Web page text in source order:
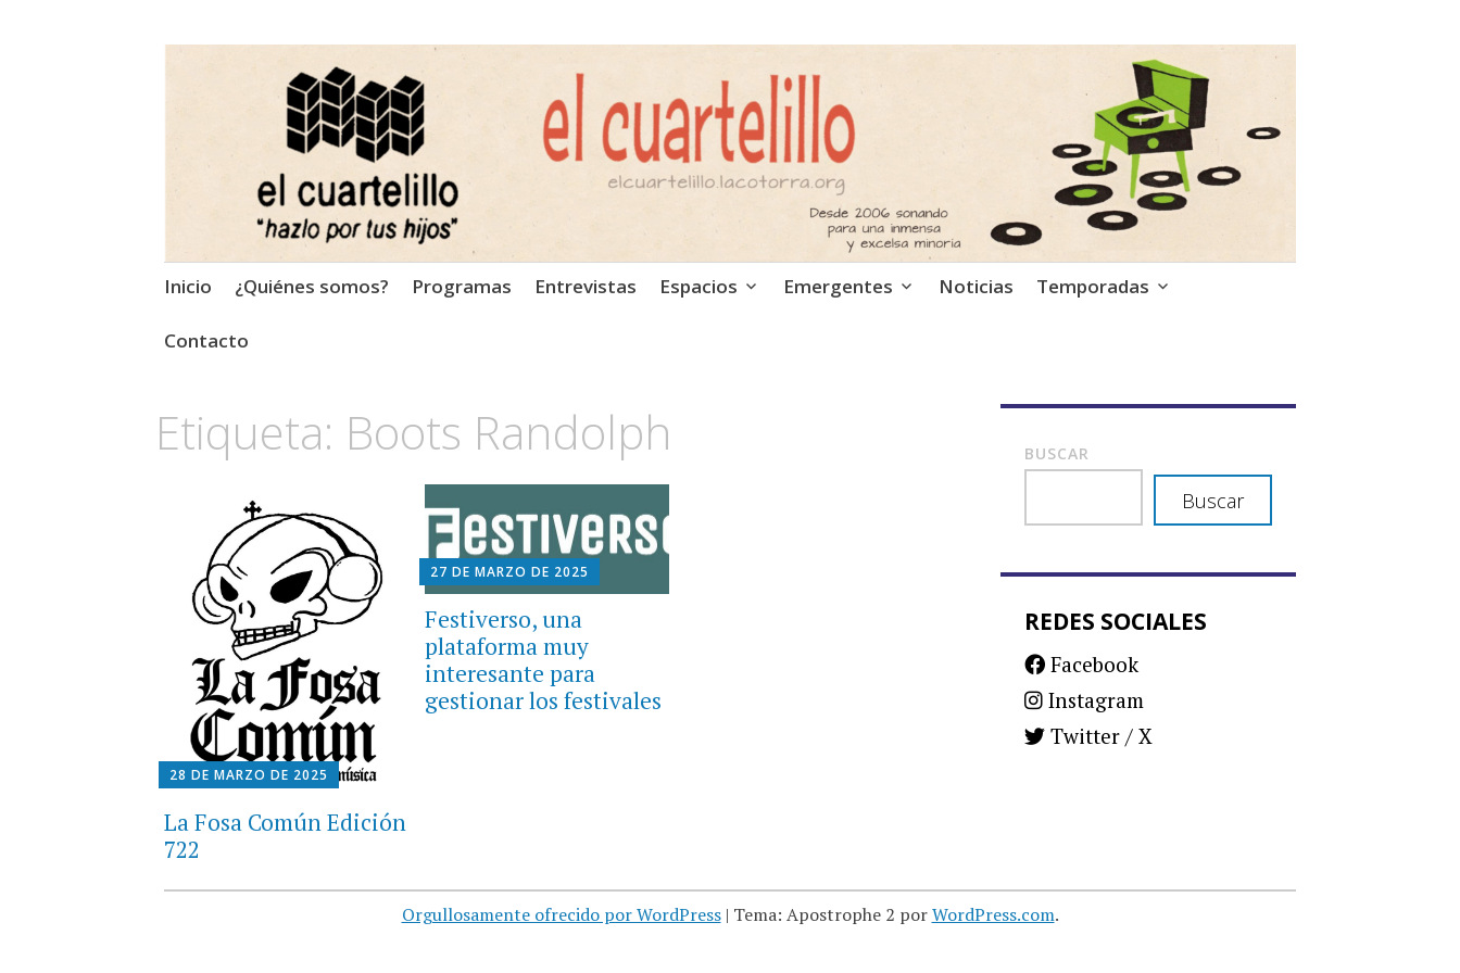
El Cuartelillo
Programa de radio de música independiente. Podcast
Saltar
contenido
Inicio ¿Quiénes somos? Programas Entrevistas Espacios Emergentes Noticias Temporadas
Contacto
Etiqueta: Boots Randolph
28 DE MARZO DE 2025
La Fosa Común Edición
722
27 DE MARZO DE 2025
Festiverso, una
plataforma muy
interesante para
gestionar los festivales
BUSCAR
Buscar
REDES SOCIALES
Facebook
Instagram
Twitter / X
Orgullosamente ofrecido por WordPress | Tema: Apostrophe 2 porWordPress.com.